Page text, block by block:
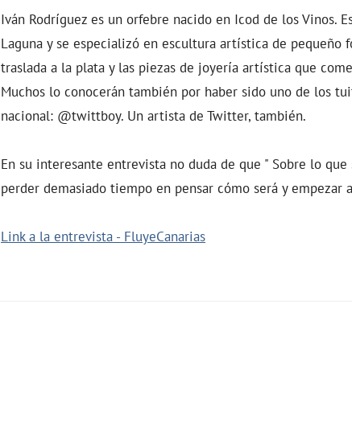
Iván Rodríguez es un orfebre nacido en Icod de los Vinos.
Laguna y se especializó en escultura artística de pequeño
traslada a la plata y las piezas de joyería artística que
Muchos lo conocerán también por haber sido uno de los
nacional: @twittboy. Un artista de Twitter, también.
En su interesante entrevista no duda de que " Sobre lo
perder demasiado tiempo en pensar cómo será y empezar
Link a la entrevista - FluyeCanarias